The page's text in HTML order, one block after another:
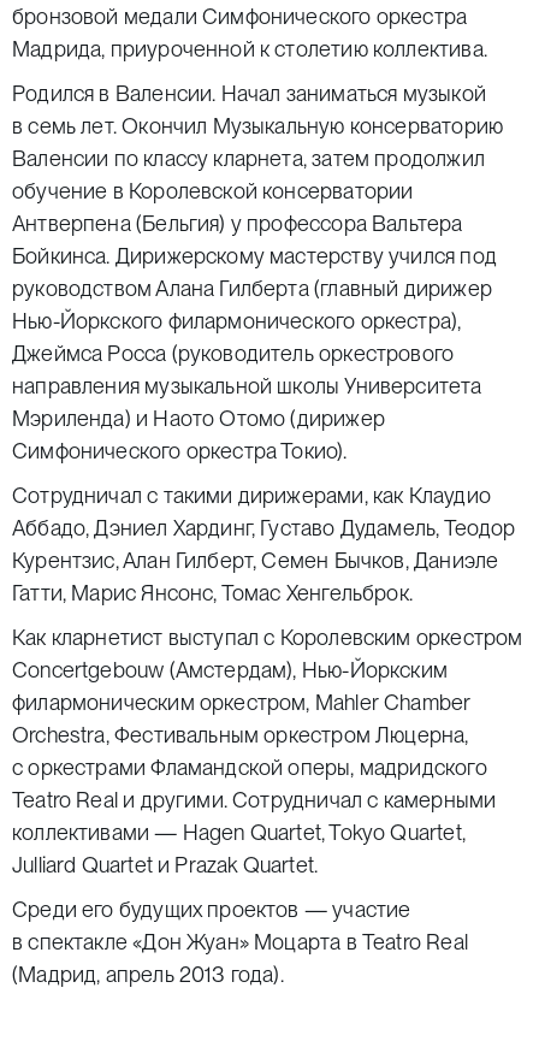
бронзовой медали Симфонического оркестра
Мадрида, приуроченной к столетию коллектива.
Родился в Валенсии. Начал заниматься музыкой
в семь лет. Окончил Музыкальную консерваторию
Валенсии по классу кларнета, затем продолжил
обучение в Королевской консерватории
Антверпена (Бельгия) у профессора Вальтера
Бойкинса. Дирижерскому мастерству учился под
руководством Алана Гилберта (главный дирижер
Нью-Йоркского филармонического оркестра),
Джеймса Росса (руководитель оркестрового
направления музыкальной школы Университета
Мэриленда) и Наото Отомо (дирижер
Симфонического оркестра Токио).
Сотрудничал с такими дирижерами, как Клаудио
Аббадо, Дэниел Хардинг, Густаво Дудамель, Теодор
Курентзис, Алан Гилберт, Семен Бычков, Даниэле
Гатти, Марис Янсонс, Томас Хенгельброк.
Как кларнетист выступал с Королевским оркестром
Concertgebouw (Амстердам), Нью-Йоркским
филармоническим оркестром, Mahler Chamber
Orchestra, Фестивальным оркестром Люцерна,
с оркестрами Фламандской оперы, мадридского
Teatro Real и другими. Сотрудничал с камерными
коллективами — Hagen Quartet, Tokyo Quartet,
Julliard Quartet и Prazak Quartet.
Среди его будущих проектов — участие
в спектакле «Дон Жуан» Моцарта в Teatro Real
(Мадрид, апрель 2013 года).